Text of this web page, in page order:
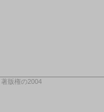
著版権の2004